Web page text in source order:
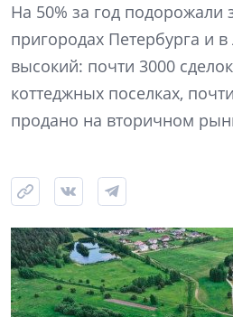
На 50% за год подорожали
пригородах Петербурга и
высокий: почти 3000
коттеджных поселках,
продано на вторичном